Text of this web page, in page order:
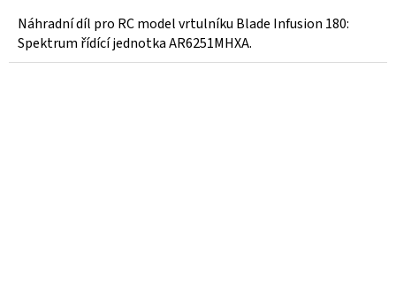
Náhradní díl pro RC model vrtulníku Blade Infusion 180:
Spektrum řídící jednotka AR6251MHXA.